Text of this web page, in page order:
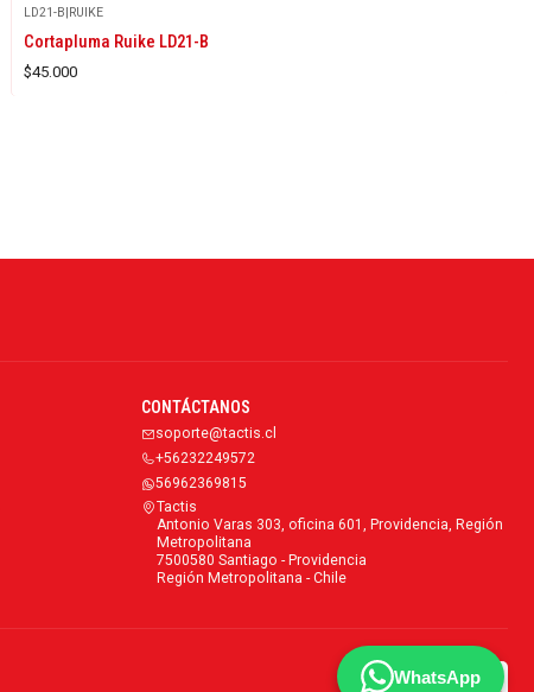
LD21-B|RUIKE
Cortapluma Ruike LD21-B
$45.000
CONTÁCTANOS
soporte@tactis.cl
+56232249572
56962369815
Tactis
Antonio Varas 303, oficina 601, Providencia, Región
Metropolitana
7500580 Santiago - Providencia
Región Metropolitana - Chile
WhatsApp